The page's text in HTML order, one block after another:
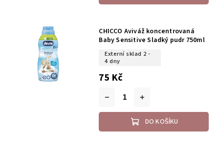
CHICCO Aviváž koncentrovaná
Baby Sensitive Sladký pudr 750ml
Externí sklad 2 -
4 dny
75 Kč
DO KOŠÍKU